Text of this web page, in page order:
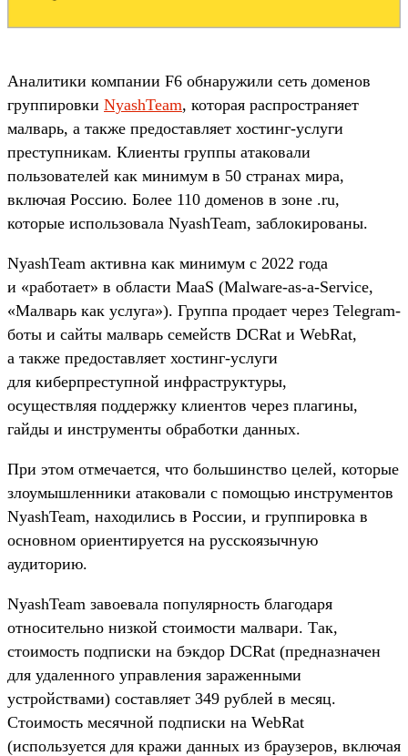
Аналитики компании F6 обнаружили сеть доменов
группировки NyashTeam, которая распространяет
малварь, а также предоставляет хостинг-услуги
преступникам. Клиенты группы атаковали
пользователей как минимум в 50 странах мира,
включая Россию. Более 110 доменов в зоне .ru,
которые использовала NyashTeam, заблокированы.
NyashTeam активна как минимум с 2022 года
и «работает» в области MaaS (Malware-as-a-Service,
«Малварь как услуга»). Группа продает через Telegram-
боты и сайты малварь семейств DCRat и WebRat,
а также предоставляет хостинг-услуги
для киберпреступной инфраструктуры,
осуществляя поддержку клиентов через плагины,
гайды и инструменты обработки данных.
При этом отмечается, что большинство целей, которые
злоумышленники атаковали с помощью инструментов
NyashTeam, находились в России, и группировка в
основном ориентируется на русскоязычную
аудиторию.
NyashTeam завоевала популярность благодаря
относительно низкой стоимости малвари. Так,
стоимость подписки на бэкдор DCRat (предназначен
для удаленного управления зараженными
устройствами) составляет 349 рублей в месяц.
Стоимость месячной подписки на WebRat
(используется для кражи данных из браузеров, включая